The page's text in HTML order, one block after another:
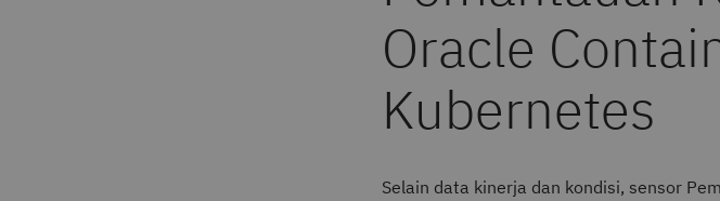
Selain data kinerja dan kondisi, sensor